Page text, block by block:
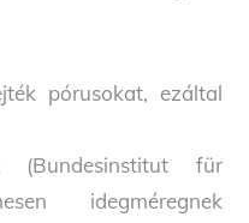
pórusokat, ezáltal
(Bundesinstitut für
idegméregnek